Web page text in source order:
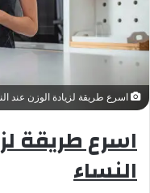
اسرع طريقة لزيادة الوزن عند
اسرع طريقة
النساء